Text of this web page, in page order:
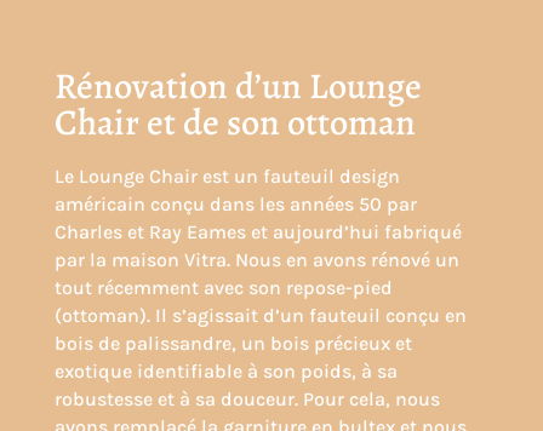
Rénovation d’un Lounge
Chair et de son ottoman
Le Lounge Chair est un fauteuil design
américain conçu dans les années 50 par
Charles et Ray Eames et aujourd’hui fabriqué
par la maison Vitra. Nous en avons rénové un
tout récemment avec son repose-pied
(ottoman). Il s’agissait d’un fauteuil conçu en
bois de palissandre, un bois précieux et
exotique identifiable à son poids, à sa
robustesse et à sa douceur. Pour cela, nous